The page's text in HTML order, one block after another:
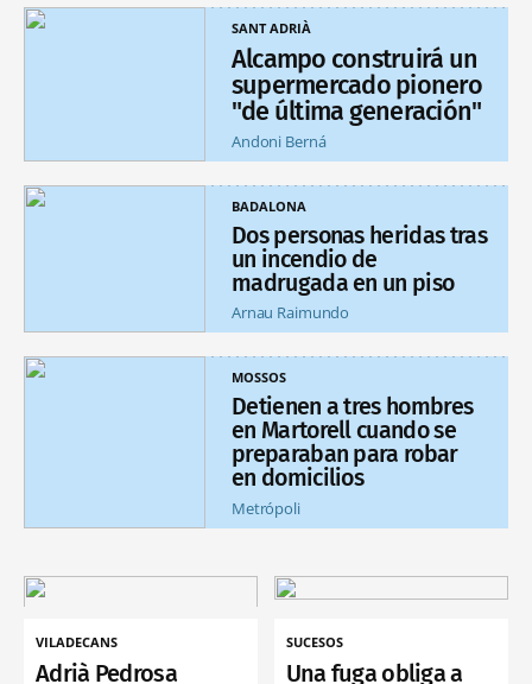
SANT ADRIÀ
Alcampo construirá un
supermercado pionero
"de última generación"
Andoni Berná
BADALONA
Dos personas heridas tras
un incendio de
madrugada en un piso
Arnau Raimundo
MOSSOS
Detienen a tres hombres
en Martorell cuando se
preparaban para robar
en domicilios
Metrópoli
VILADECANS
Adrià Pedrosa
SUCESOS
Una fuga obliga a